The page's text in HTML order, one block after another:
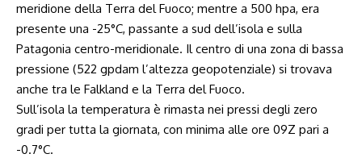
meridione della Terra del Fuoco; mentre a 500 hpa, era
presente una -25°C, passante a sud dell’isola e sulla
Patagonia centro-meridionale. Il centro di una zona di bassa
pressione (522 gpdam l’altezza geopotenziale) si trovava
anche tra le Falkland e la Terra del Fuoco.
Sull’isola la temperatura è rimasta nei pressi degli zero
gradi per tutta la giornata, con minima alle ore 09Z pari a
-0.7°C.